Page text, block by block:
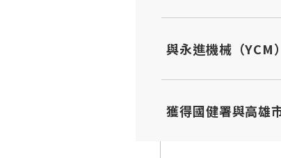
與永進機械（YCM
獲得國健署與高雄